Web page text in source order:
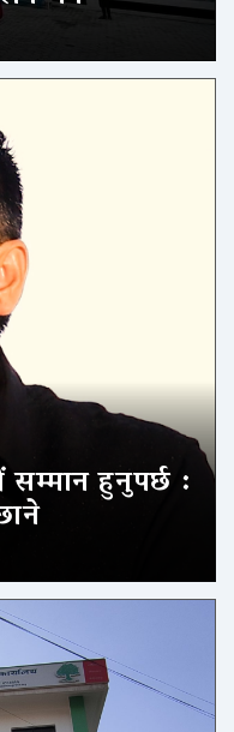
हुनुपर्छ :